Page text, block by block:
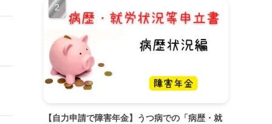
【自力申請で障害年金】うつ病での「病歴・就